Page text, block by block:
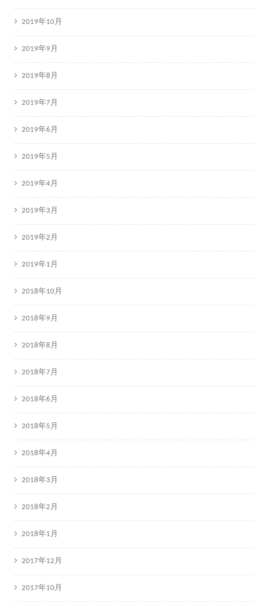
2019年10月
2019年9月
2019年8月
2019年7月
2019年6月
2019年5月
2019年4月
2019年3月
2019年2月
2019年1月
2018年10月
2018年9月
2018年8月
2018年7月
2018年6月
2018年5月
2018年4月
2018年3月
2018年2月
2018年1月
2017年12月
2017年10月